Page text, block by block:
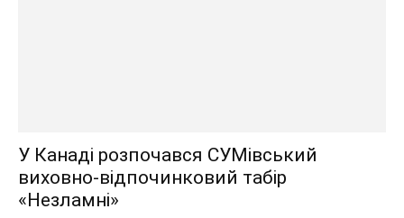
У Канаді розпочався СУМівський
виховно-відпочинковий табір
«Незламні»